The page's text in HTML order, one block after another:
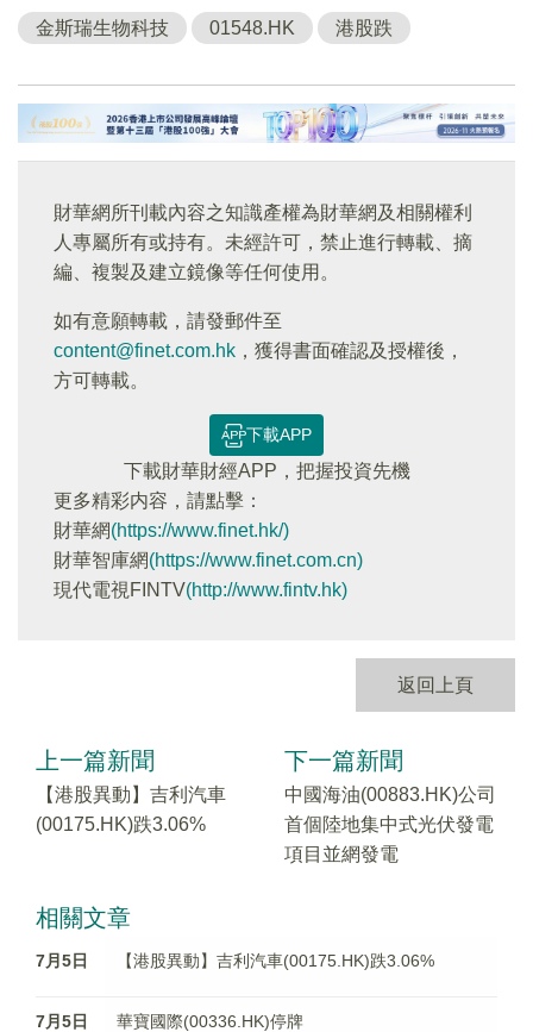
金斯瑞生物科技 01548.HK 港股跌
財華網所刊載內容之知識產權為財華網及相關權利
人專屬所有或持有。未經許可，禁止進行轉載、摘
編、複製及建立鏡像等任何使用。
如有意願轉載，請發郵件至
content@finet.com.hk ，獲得書面確認及授權後，
方可轉載。
下載APP
下載財華財經APP，把握投資先機
更多精彩内容，請點擊：
財華網(https://www.finet.hk/)
財華智庫網(https://www.finet.com.cn)
現代電視FINTV(http://www.fintv.hk)
返回上頁
上一篇新聞
【港股異動】吉利汽車
(00175.HK)跌3.06%
下一篇新聞
中國海油(00883.HK)公司
首個陸地集中式光伏發電
項目並網發電
相關文章
7月5日 【港股異動】吉利汽車(00175.HK)跌3.06%
7月5日 華寶國際(00336.HK)停牌